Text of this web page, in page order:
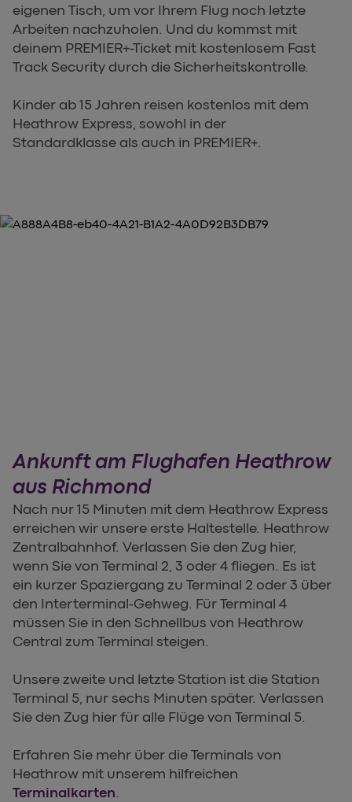
eigenen Tisch, um vor Ihrem Flug noch letzte
Arbeiten nachzuholen. Und du kommst mit
deinem PREMIER+-Ticket mit kostenlosem Fast
Track Security durch die Sicherheitskontrolle.
Kinder ab 15 Jahren reisen kostenlos mit dem
Heathrow Express, sowohl in der
Standardklasse als auch in PREMIER+.
Ankunft am Flughafen Heathrow
aus Richmond
Nach nur 15 Minuten mit dem Heathrow Express
erreichen wir unsere erste Haltestelle. Heathrow
Zentralbahnhof. Verlassen Sie den Zug hier,
wenn Sie von Terminal 2, 3 oder 4 fliegen. Es ist
ein kurzer Spaziergang zu Terminal 2 oder 3 über
den Interterminal-Gehweg. Für Terminal 4
müssen Sie in den Schnellbus von Heathrow
Central zum Terminal steigen.
Unsere zweite und letzte Station ist die Station
Terminal 5, nur sechs Minuten später. Verlassen
Sie den Zug hier für alle Flüge von Terminal 5.
Erfahren Sie mehr über die Terminals von
Heathrow mit unserem hilfreichen
Terminalkarten.